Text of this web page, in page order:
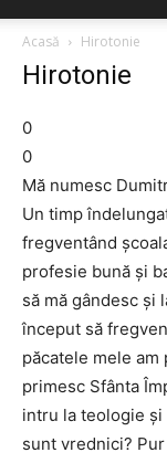
Acasă
Hirotonie
Hirotonie
0
0
Mă numesc
Un timp
fregventând
profesie bună şi
să mă gândesc şi
început să
păcatele mele
primesc Sfânta
intru la teologie şi
sunt vrednici?